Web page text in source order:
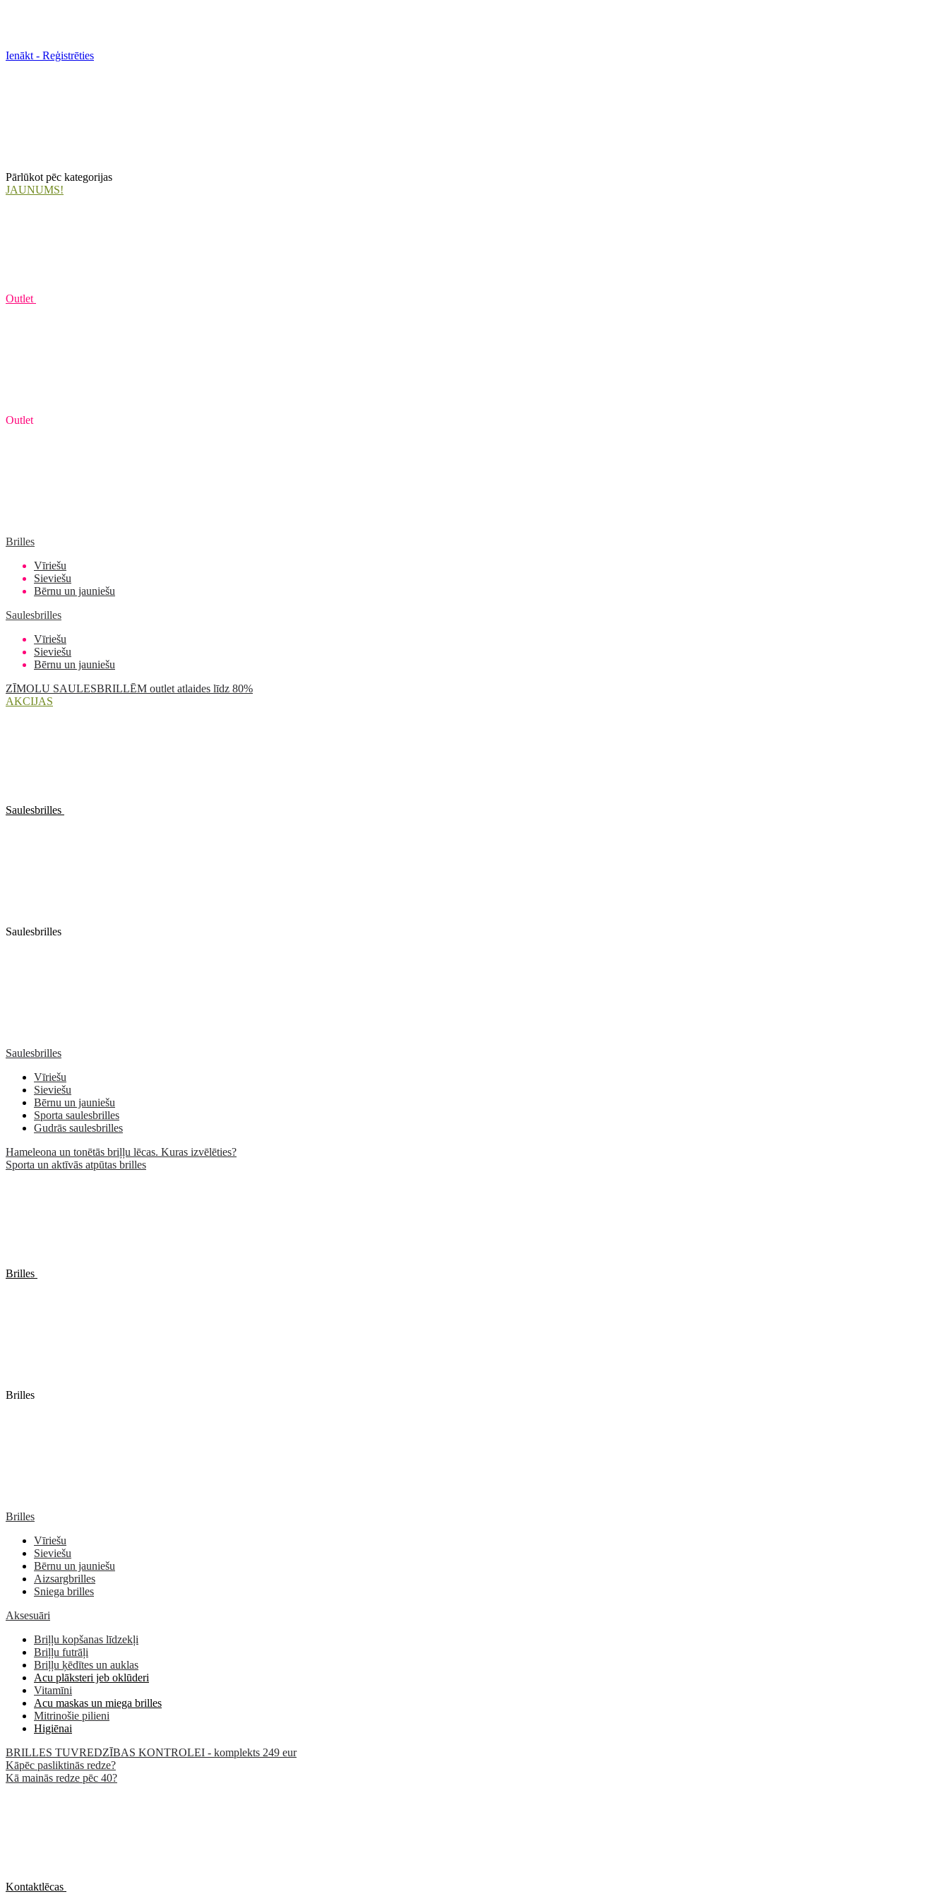
Ienākt - Reģistrēties
Pārlūkot pēc kategorijas
JAUNUMS!
Outlet
Outlet
Brilles
Vīriešu
Sieviešu
Bērnu un jauniešu
Saulesbrilles
Vīriešu
Sieviešu
Bērnu un jauniešu
ZĪMOLU SAULESBRILLĒM outlet atlaides līdz 80%
AKCIJAS
Saulesbrilles
Saulesbrilles
Saulesbrilles
Vīriešu
Sieviešu
Bērnu un jauniešu
Sporta saulesbrilles
Gudrās saulesbrilles
Hameleona un tonētās briļļu lēcas. Kuras izvēlēties?
Sporta un aktīvās atpūtas brilles
Brilles
Brilles
Brilles
Vīriešu
Sieviešu
Bērnu un jauniešu
Aizsargbrilles
Sniega brilles
Aksesuāri
Briļļu kopšanas līdzekļi
Briļļu futrāļi
Briļļu ķēdītes un auklas
Acu plāksteri jeb oklūderi
Vitamīni
Acu maskas un miega brilles
Mitrinošie pilieni
Higiēnai
BRILLES TUVREDZĪBAS KONTROLEI - komplekts 249 eur
Kāpēc pasliktinās redze?
Kā mainās redze pēc 40?
Kontaktlēcas